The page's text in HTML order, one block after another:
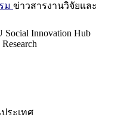
ม ข่าวสารงานวิจัยและ
Social Innovation Hub
ระเทศ